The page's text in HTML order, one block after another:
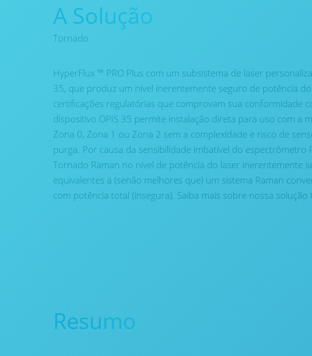
A Solução
Tornado
HyperFlux ™ PRO Plus com um subsistema de laser
35, que produz um nível inerentemente seguro de potência
certificações regulatórias que comprovam sua conformidade
dispositivo OPIS 35 permite instalação direta para uso com a
Zona 0, Zona 1 ou Zona 2 sem a complexidade e risco de
purga. Por causa da sensibilidade imbatível do espectrômetro
Tornado Raman no nível de potência do laser inerentemente
equivalentes a (senão melhores que) um sistema Raman
com potência total (insegura). Saiba mais sobre nossa solução
Resumo